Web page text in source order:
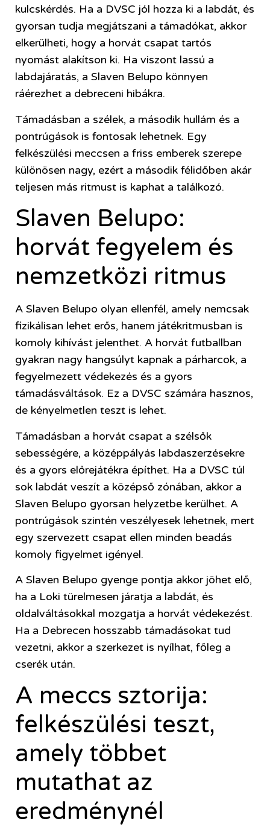
kulcskérdés. Ha a DVSC jól hozza ki a labdát, és
gyorsan tudja megjátszani a támadókat, akkor
elkerülheti, hogy a horvát csapat tartós
nyomást alakítson ki. Ha viszont lassú a
labdajáratás, a Slaven Belupo könnyen
ráérezhet a debreceni hibákra.
Támadásban a szélek, a második hullám és a
pontrúgások is fontosak lehetnek. Egy
felkészülési meccsen a friss emberek szerepe
különösen nagy, ezért a második félidőben akár
teljesen más ritmust is kaphat a találkozó.
Slaven Belupo:
horvát fegyelem és
nemzetközi ritmus
A Slaven Belupo olyan ellenfél, amely nemcsak
fizikálisan lehet erős, hanem játékritmusban is
komoly kihívást jelenthet. A horvát futballban
gyakran nagy hangsúlyt kapnak a párharcok, a
fegyelmezett védekezés és a gyors
támadásváltások. Ez a DVSC számára hasznos,
de kényelmetlen teszt is lehet.
Támadásban a horvát csapat a szélsők
sebességére, a középpályás labdaszerzésekre
és a gyors előrejátékra építhet. Ha a DVSC túl
sok labdát veszít a középső zónában, akkor a
Slaven Belupo gyorsan helyzetbe kerülhet. A
pontrúgások szintén veszélyesek lehetnek, mert
egy szervezett csapat ellen minden beadás
komoly figyelmet igényel.
A Slaven Belupo gyenge pontja akkor jöhet elő,
ha a Loki türelmesen járatja a labdát, és
oldalváltásokkal mozgatja a horvát védekezést.
Ha a Debrecen hosszabb támadásokat tud
vezetni, akkor a szerkezet is nyílhat, főleg a
cserék után.
A meccs sztorija:
felkészülési teszt,
amely többet
mutathat az
eredménynél